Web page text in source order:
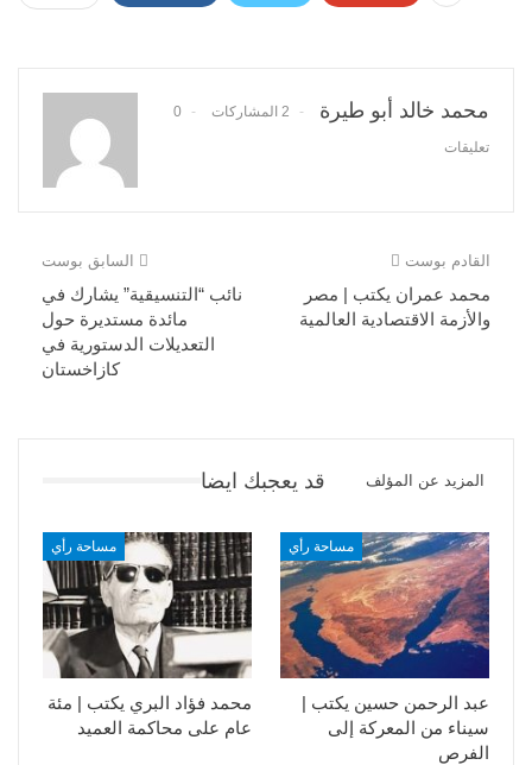
محمد خالد أبو طيرة 2 المشاركات 0
تعليقات
السابق بوست
نائب “التنسيقية” يشارك في
مائدة مستديرة حول
التعديلات الدستورية في
كازاخستان
القادم بوست
محمد عمران يكتب | مصر
والأزمة الاقتصادية العالمية
قد يعجبك ايضا المزيد عن المؤلف
مساحة رأي
محمد فؤاد البري يكتب | مئة
عام على محاكمة العميد
مساحة رأي
عبد الرحمن حسين يكتب |
سيناء من المعركة إلى
الفرص